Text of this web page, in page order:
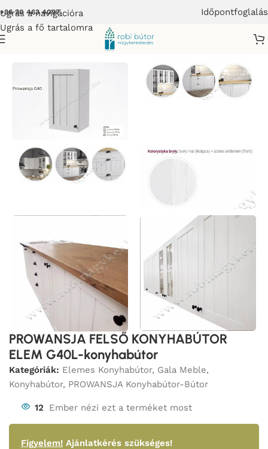
Ugrás a navigációra
Ugrás a fő tartalomra
+36 20 463 4097 Időpontfoglalás
Elemes Konyhabútor/ PROWANSJA Konyhabútor-Bútor
PROWANSJA FELSŐ KONYHABÚTOR
ELEM G40L-konyhabútor
Kategóriák: Elemes Konyhabútor, Gala Meble,
Konyhabútor, PROWANSJA Konyhabútor-Bútor
12 Ember nézi ezt a terméket most
Figyelem! Ajánlatkérés szükséges!